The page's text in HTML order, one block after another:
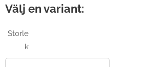
Välj en variant:
Storle
k